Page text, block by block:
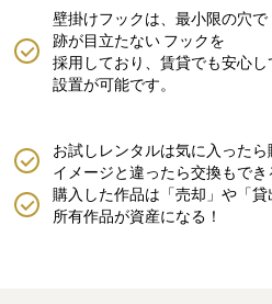
壁掛けフックは、最小限の穴で
跡が目立たない フックを
採用しており、賃貸でも安心し
設置が可能です。
購入した作品は「売却」や「貸
所有作品が資産になる！
お試しレンタルは気に入ったら
イメージと違ったら交換もでき